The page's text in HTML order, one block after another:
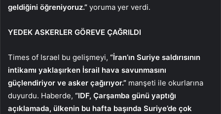
geldiğini öğreniyoruz.” yoruma yer verdi.
YEDEK ASKERLER GÖREVE ÇAĞRILDI
Times of Israel bu gelişmeyi, “İran’ın Suriye saldırısının
intikamı yaklaşırken İsrail hava savunmasını
güçlendiriyor ve asker çağırıyor.” manşeti ile okurlarına
duyurdu. Haberde, “IDF, Çarşamba günü yaptığı
açıklamada, ülkenin bu hafta başında Suriye’de çok